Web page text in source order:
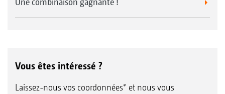
Vous êtes intéressé ?
Laissez-nous vos coordonnées* et nous vous